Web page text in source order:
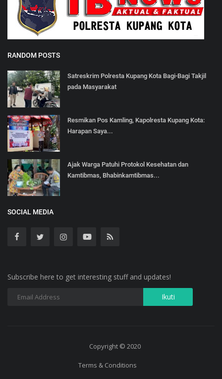
RANDOM POSTS
Satreskrim Polresta Kupang Kota Bagi-Bagi Takjil
pada Masyarakat
Resmikan Pos Kamling, Kapolresta Kupang Kota:
Harapan Saya...
Ajak Warga Patuhi Protokol Kesehatan dan
Kamtibmas, Bhabinkamtibmas...
SOCIAL MEDIA
Subscribe here to get interesting stuff and updates!
Copyright © 2020
Terms & Conditions